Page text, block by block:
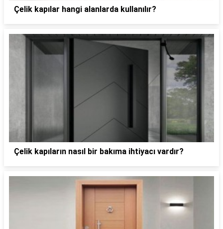
Çelik kapılar hangi alanlarda kullanılır?
Çelik kapıların nasıl bir bakıma ihtiyacı vardır?